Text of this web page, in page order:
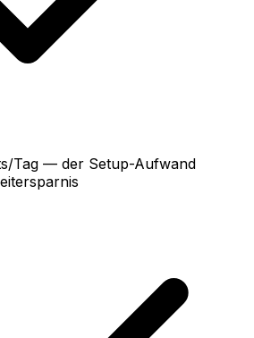
Tag — der Setup-Aufwand